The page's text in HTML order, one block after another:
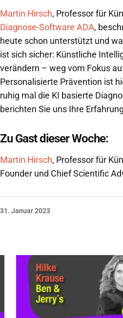
Martin Hirsch, Professor für
Diagnose-Software ADA,
heute schon unterstützt und
ist sich sicher: Künstliche
verändern – weg vom Fokus
Personalisierte Prävention ist
ruhig mal die KI basierte
berichten Sie uns Ihre
Zu Gast dieser Woche:
Martin Hirsch, Professor für
Founder und Chief Scientific
31. Januar 2023